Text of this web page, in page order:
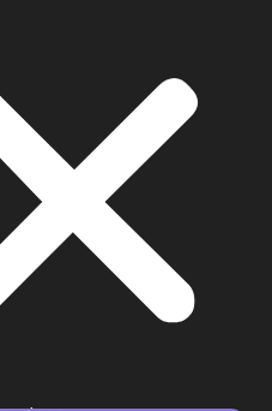
para Dummies
do
seção Comprar, o
da busca que
deve clicar no botão